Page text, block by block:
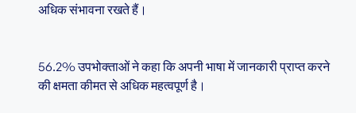
अधिक संभावना रखते हैं।
56.2% उपभोक्ताओं ने कहा कि अपनी भाषा में जानकारी प्राप्त करने
की क्षमता कीमत से अधिक महत्वपूर्ण है।